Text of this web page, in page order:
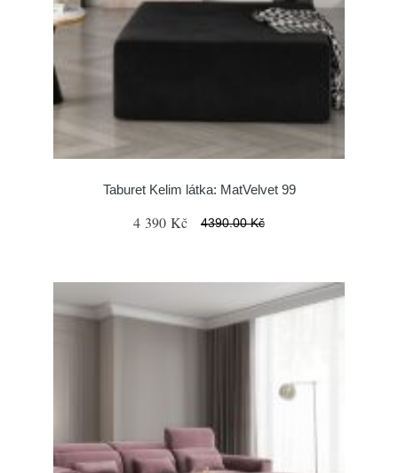
Taburet Kelim látka: MatVelvet 99
4 390 Kč 4390.00 Kč